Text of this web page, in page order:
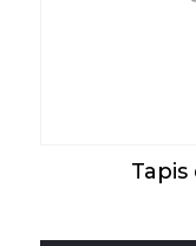
Tapis